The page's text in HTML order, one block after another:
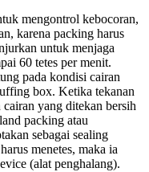
mengontrol kebocoran,
karena packing harus
untuk menjaga
60 tetes per menit.
pada kondisi cairan
box. Ketika tekanan
yang ditekan bersih
packing atau
sebagai sealing
menetes, maka ia
(alat penghalang).